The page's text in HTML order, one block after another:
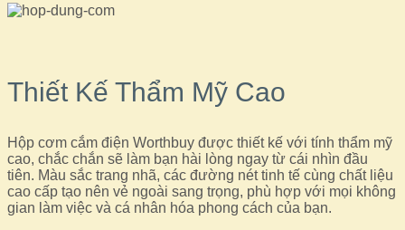
Thiết Kế Thẩm Mỹ Cao
Hộp cơm cắm điện Worthbuy được thiết kế với tính thẩm mỹ
cao, chắc chắn sẽ làm bạn hài lòng ngay từ cái nhìn đầu
tiên. Màu sắc trang nhã, các đường nét tinh tế cùng chất liệu
cao cấp tạo nên vẻ ngoài sang trọng, phù hợp với mọi không
gian làm việc và cá nhân hóa phong cách của bạn.